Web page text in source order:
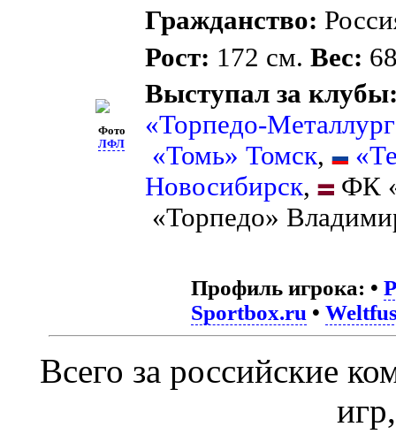
Фото
ЛФЛ
Гражданство:
Рост: 172 см.Вес:
Выступал за
«Торпедо-
«Томь» Томск,
Новосибирск,
ФК
«Торпедо»
Профиль игрока: •
Sportbox.ru •
Всего за российские